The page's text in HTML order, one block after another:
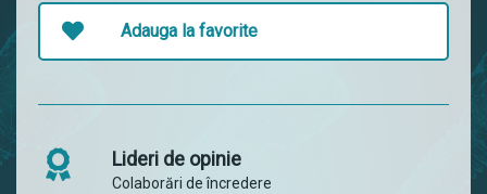
Adauga la favorite
Lideri de opinie
Colaborări de încredere